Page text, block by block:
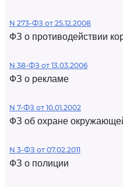
N 273-ФЗ от 25.12.2008
ФЗ о противодействии
N 38-ФЗ от 13.03.2006
ФЗ о рекламе
N 7-ФЗ от 10.01.2002
ФЗ об охране
N 3-ФЗ от 07.02.2011
ФЗ о полиции